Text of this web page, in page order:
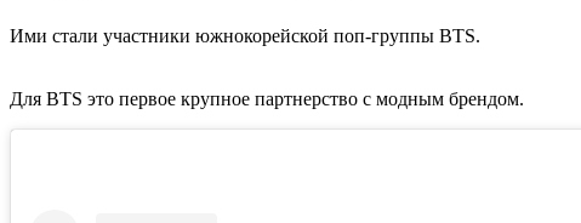
Ими стали участники южнокорейской поп-группы BTS.
Для BTS это первое крупное партнерство с модным брендом.